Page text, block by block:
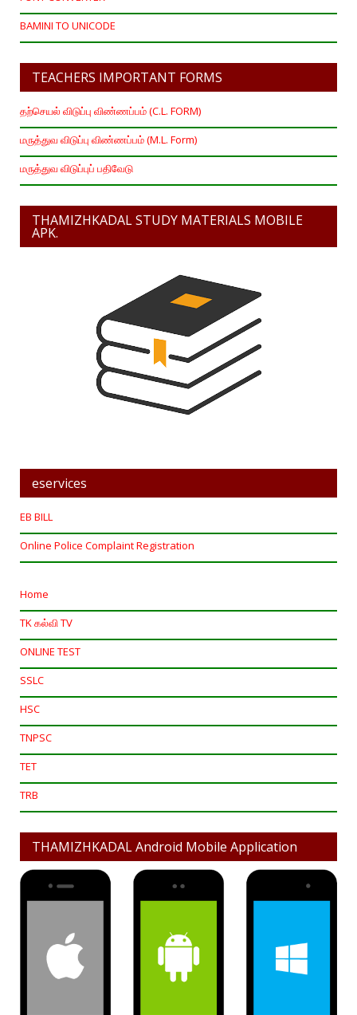
BAMINI TO UNICODE
TEACHERS IMPORTANT FORMS
தற்செயல் விடுப்பு விண்ணப்பம் (C.L. FORM)
மருத்துவ விடுப்பு விண்ணப்பம் (M.L. Form)
மருத்துவ விடுப்புப் பதிவேடு
THAMIZHKADAL STUDY MATERIALS MOBILE
APK.
eservices
EB BILL
Online Police Complaint Registration
Home
TK கல்வி TV
ONLINE TEST
SSLC
HSC
TNPSC
TET
TRB
THAMIZHKADAL Android Mobile Application